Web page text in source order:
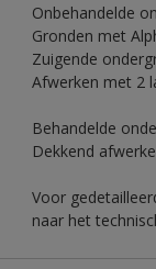
Onbehandelde
Gronden met
Zuigende
Afwerken met 2
Behandelde
Dekkend
Voor
naar het